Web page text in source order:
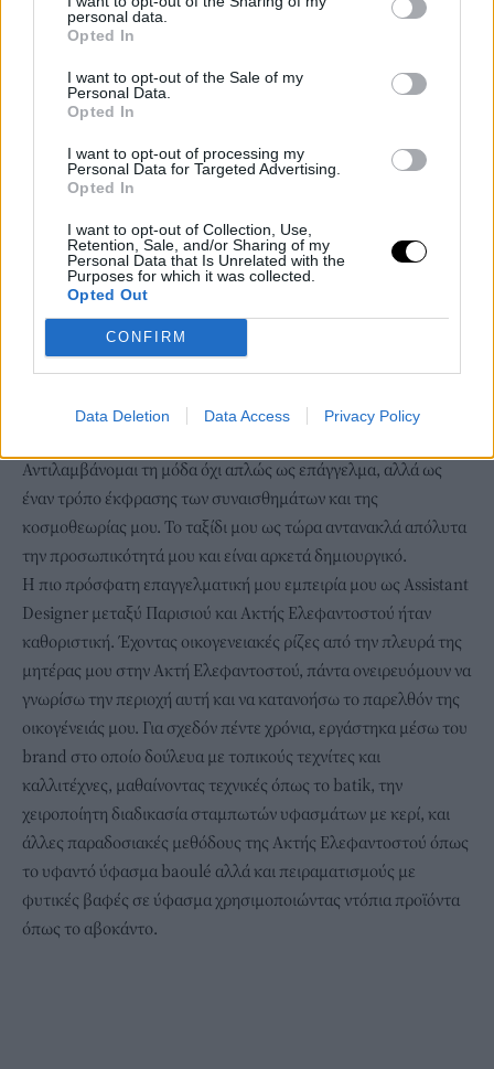
personal data.
Opted In
I want to opt-out of the Sale of my
Personal Data.
Opted In
I want to opt-out of processing my
Personal Data for Targeted Advertising.
Opted In
I want to opt-out of Collection, Use,
Retention, Sale, and/or Sharing of my
Personal Data that Is Unrelated with the
Purposes for which it was collected.
Opted Out
CONFIRM
Data Deletion Data Access Privacy Policy
Παρά την ανάπτυξη και τη βιομηχανοποίηση, κάποιοι επέμειναν
στις τέχνες που έμαθαν βιωματικά από τους παππούδες και τις
γιαγιάδες τους, διαφυλάσσοντας τεχνικές πολύτιμες για την
ιστορία του τόπου μας και την μόδα. Μαθαίνοντας από αυτούς
τους δεξιοτέχνες επιδιώκω μια νέα προσέγγιση της μόδας
μέσω της παράδοσης με σκοπό να εμπνεύσω τόσο τους
Ποιο είναι το δικό σας ταξίδι στη μόδα και πώς αποφασίσατε
να στραφείτε εκεί;
Παρόλο που κανείς στην οικογένεια μου δεν ασχολούνταν
επαγγελματικά με την τέχνη, μεγαλώσαμε με ζωγραφική,
μουσική, θέατρο και ταξίδια, στοιχεία που καλλιέργησαν την
συνυφασμένη με την παρατηρητικότητά μου για τα μικρά
Αντιλαμβάνομαι τη μόδα όχι απλώς ως επάγγελμα, αλλά ως
έναν τρόπο έκφρασης των συναισθημάτων και της
κοσμοθεωρίας μου. Το ταξίδι μου ως τώρα αντανακλά απόλυτα
την προσωπικότητά μου και είναι αρκετά δημιουργικό.
Η πιο πρόσφατη επαγγελματική μου εμπειρία μου ως Assistant
Designer μεταξύ Παρισιού και Ακτής Ελεφαντοστού ήταν
καθοριστική. Έχοντας οικογενειακές ρίζες από την πλευρά της
μητέρας μου στην Ακτή Ελεφαντοστού, πάντα ονειρευόμουν να
γνωρίσω την περιοχή αυτή και να κατανοήσω το παρελθόν της
οικογένειάς μου. Για σχεδόν πέντε χρόνια, εργάστηκα μέσω του
brand στο οποίο δούλευα με τοπικούς τεχνίτες και
καλλιτέχνες, μαθαίνοντας τεχνικές όπως το batik, την
χειροποίητη διαδικασία σταμπωτών υφασμάτων με κερί, και
άλλες παραδοσιακές μεθόδους της Ακτής Ελεφαντοστού όπως
το υφαντό ύφασμα baoulé αλλά και πειραματισμούς με
φυτικές βαφές σε ύφασμα χρησιμοποιώντας ντόπια προϊόντα
όπως το αβοκάντο.